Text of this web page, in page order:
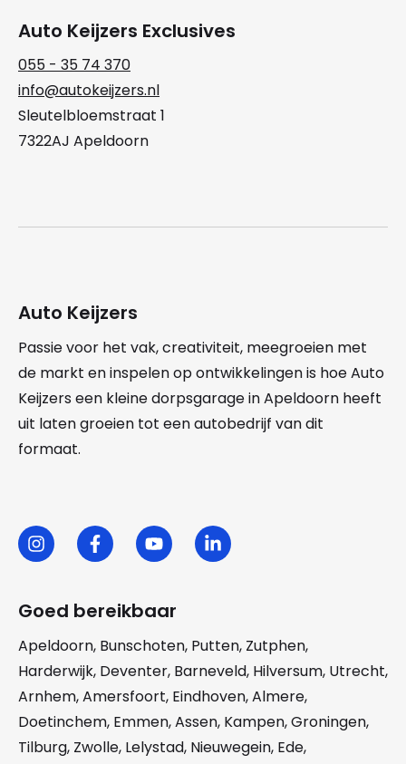
Auto Keijzers Exclusives
055 - 35 74 370
info@autokeijzers.nl
Sleutelbloemstraat 1
7322AJ Apeldoorn
Auto Keijzers
Passie voor het vak, creativiteit, meegroeien met
de markt en inspelen op ontwikkelingen is hoe Auto
Keijzers een kleine dorpsgarage in Apeldoorn heeft
uit laten groeien tot een autobedrijf van dit
formaat.
Goed bereikbaar
Apeldoorn, Bunschoten, Putten, Zutphen,
Harderwijk, Deventer, Barneveld, Hilversum, Utrecht,
Arnhem,Amersfoort, Eindhoven,Almere,
Doetinchem, Emmen,Assen, Kampen,Groningen,
Tilburg, Zwolle, Lelystad, Nieuwegein, Ede,